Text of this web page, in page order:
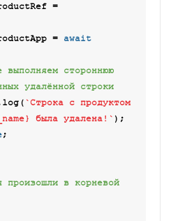
=
= await
стороннюю
удалённой строки
была удалена!` );
;
в корневой